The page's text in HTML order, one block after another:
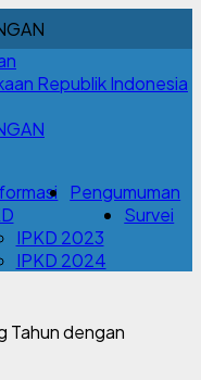
Pengumuman
IPKD 2023
IPKD 2024
Survei
Tahun dengan